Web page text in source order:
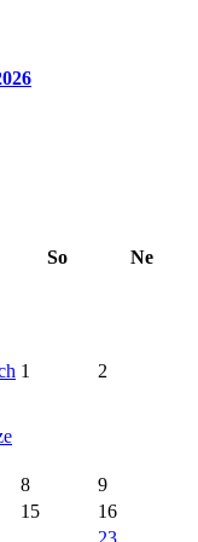
So Ne
1 2
8
9
15 16